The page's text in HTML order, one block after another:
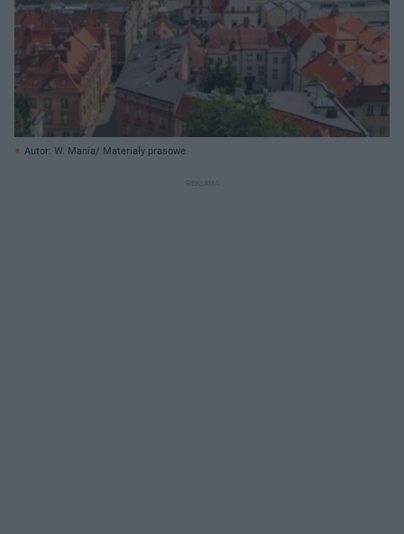
Autor: W. Mania/ Materiały prasowe